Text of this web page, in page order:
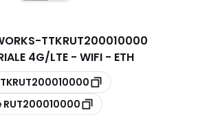
-TTKRUT200010000
4G/LTE - WIFI - ETH
RUT200010000